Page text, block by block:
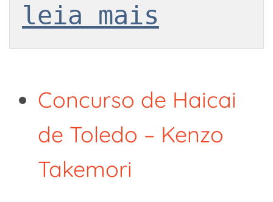
leia mais
Concurso de Haicai
de Toledo – Kenzo
Takemori